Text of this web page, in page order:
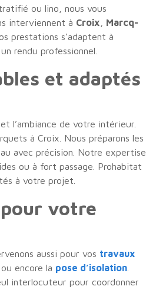
ou lino, nous vous
interviennent à Croix
Marcq-
prestations s’adaptent à
rendu professionnel.
et adaptés
l’ambiance de votre intérieur.
à Croix. Nous préparons les
avec précision. Notre expertise
ou à fort passage. Prohabitat
à votre projet.
votre
aussi pour vos travaux
, ou encore la pose d’isolation
interlocuteur pour coordonner